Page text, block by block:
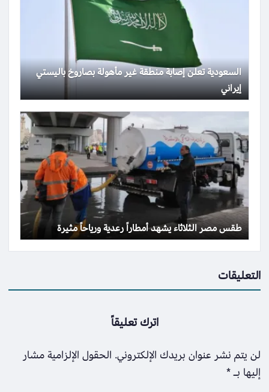
السعودية تعلن إصابة منطقة غير مأهولة بصاروخ باليستي
إيراني
طقس مصر الثلاثاء يشهد أمطاراً رعدية ورياحاً مثيرة
التعليقات
اترك تعليقاً
لن يتم نشر عنوان بريدك الإلكتروني. الحقول الإلزامية مشار
إليها بـ*